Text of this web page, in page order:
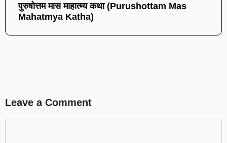
पुरुषोत्तम मास माहात्म्य कथा (Purushottam Mas
Mahatmya Katha)
Leave a Comment